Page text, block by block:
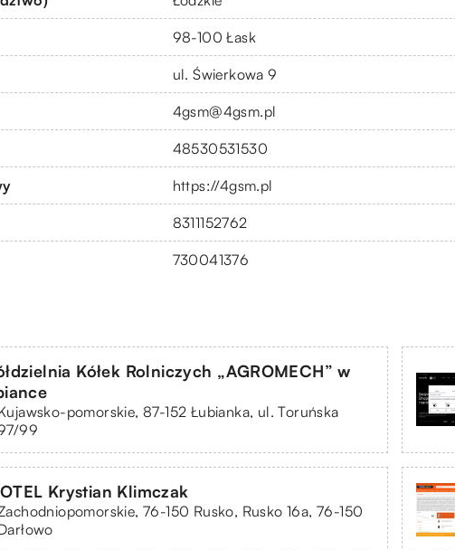
98-100 Łask
ul. Świerkowa 9
4gsm@4gsm.pl
48530531530
https://4gsm.pl
8311152762
730041376
Kółek Rolniczych „AGROMECH” w
pomorskie, 87-152 Łubianka, ul. Toruńska
99
Krystian Klimczak
76-150 Rusko, Rusko 16a, 76-150